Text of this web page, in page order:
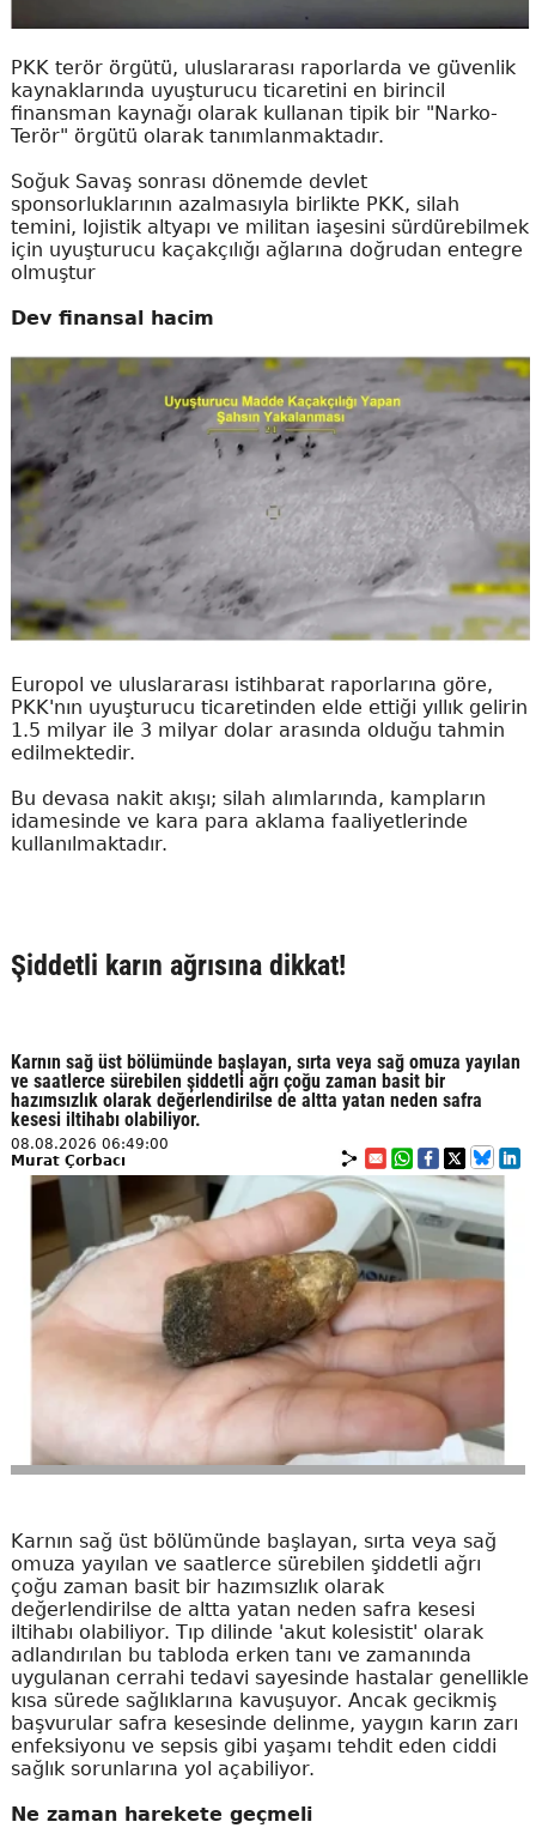
PKK terör örgütü, uluslararası raporlarda ve güvenlik
kaynaklarında uyuşturucu ticaretini en birincil
finansman kaynağı olarak kullanan tipik bir "Narko-
Terör" örgütü olarak tanımlanmaktadır.
Soğuk Savaş sonrası dönemde devlet
sponsorluklarının azalmasıyla birlikte PKK, silah
temini, lojistik altyapı ve militan iaşesini sürdürebilmek
için uyuşturucu kaçakçılığı ağlarına doğrudan entegre
olmuştur
Dev finansal hacim
Europol ve uluslararası istihbarat raporlarına göre,
PKK'nın uyuşturucu ticaretinden elde ettiği yıllık gelirin
1.5 milyar ile 3 milyar dolar arasında olduğu tahmin
edilmektedir.
Bu devasa nakit akışı; silah alımlarında, kampların
idamesinde ve kara para aklama faaliyetlerinde
kullanılmaktadır.
Şiddetli karın ağrısına dikkat!
Karnın sağ üst bölümünde başlayan, sırta veya sağ omuza yayılan
ve saatlerce sürebilen şiddetli ağrı çoğu zaman basit bir
hazımsızlık olarak değerlendirilse de altta yatan neden safra
kesesi iltihabı olabiliyor.
08.08.2026 06:49:00
Murat Çorbacı
Karnın sağ üst bölümünde başlayan, sırta veya sağ
omuza yayılan ve saatlerce sürebilen şiddetli ağrı
çoğu zaman basit bir hazımsızlık olarak
değerlendirilse de altta yatan neden safra kesesi
iltihabı olabiliyor. Tıp dilinde 'akut kolesistit' olarak
adlandırılan bu tabloda erken tanı ve zamanında
uygulanan cerrahi tedavi sayesinde hastalar genellikle
kısa sürede sağlıklarına kavuşuyor. Ancak gecikmiş
başvurular safra kesesinde delinme, yaygın karın zarı
enfeksiyonu ve sepsis gibi yaşamı tehdit eden ciddi
sağlık sorunlarına yol açabiliyor.
Ne zaman harekete geçmeli